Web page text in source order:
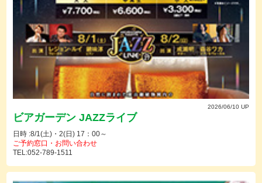
2026/06/10 UP
ビアガーデン JAZZライブ
日時 :8/1(土)・2(日) 17：00～
ご予約窓口・お問い合わせ
TEL:052-789-1511